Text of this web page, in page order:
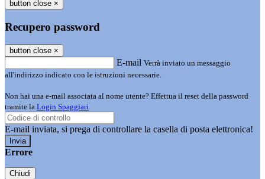
button close ×
Recupero password
button close ×
E-mail Verrà inviato un messaggio
all'indirizzo indicato con le istruzioni necessarie.
Non hai una e-mail associata al nome utente? Effettua il reset della password
tramite la Login Spaggiari
E-mail inviata, si prega di controllare la casella di posta elettronica!
Errore
Chiudi